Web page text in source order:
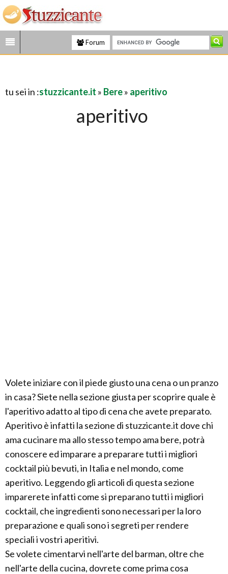
Forum
tu sei in :stuzzicante.it » Bere» aperitivo
aperitivo
Volete iniziare con il piede giusto una cena o un pranzo
in casa? Siete nella sezione giusta per scoprire quale è
l'aperitivo adatto al tipo di cena che avete preparato.
Aperitivo è infatti la sezione di stuzzicante.it dove chi
ama cucinare ma allo stesso tempo ama bere, potrà
conoscere ed imparare a preparare tutti i migliori
cocktail più bevuti, in Italia e nel mondo, come
aperitivo. Leggendo gli articoli di questa sezione
imparerete infatti come si preparano tutti i migliori
cocktail, che ingredienti sono necessari per la loro
preparazione e quali sono i segreti per rendere
speciali i vostri aperitivi.
Se volete cimentarvi nell'arte del barman, oltre che
nell'arte della cucina, dovrete come prima cosa